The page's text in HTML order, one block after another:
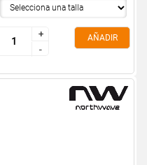
+
-
+
-
AÑADIR